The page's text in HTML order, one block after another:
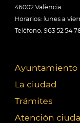
46002 València
Horarios: lunes a
Teléfono: 963 52 54
Ayuntamiento
La ciudad
Trámites
Atención